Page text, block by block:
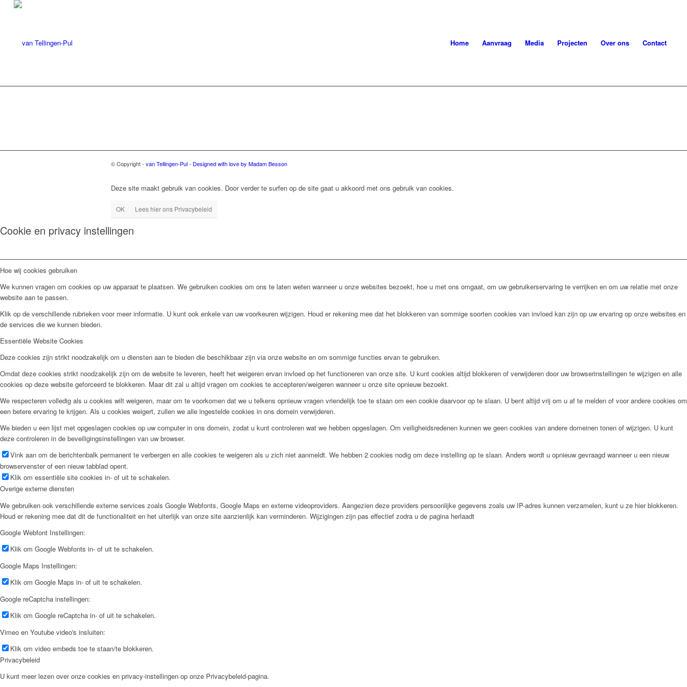
Home Aanvraag Media Projecten Over ons Contact
© Copyright - van Tellingen-Pul- Designed with love by Madam Besson
Deze site maakt gebruik van cookies. Door verder te surfen op de site gaat u akkoord met ons gebruik van cookies.
OK Lees hier ons Privacybeleid
Cookie en privacy instellingen
Hoe wij cookies gebruiken
We kunnen vragen om cookies op uw apparaat te plaatsen. We gebruiken cookies om ons te laten weten wanneer u onze websites bezoekt, hoe u met ons omgaat, om uw gebruikerservaring te verrijken en om uw relatie met onze
website aan te passen.
Klik op de verschillende rubrieken voor meer informatie. U kunt ook enkele van uw voorkeuren wijzigen. Houd er rekening mee dat het blokkeren van sommige soorten cookies van invloed kan zijn op uw ervaring op onze websites en
de services die we kunnen bieden.
Essentiële Website Cookies
Deze cookies zijn strikt noodzakelijk om u diensten aan te bieden die beschikbaar zijn via onze website en om sommige functies ervan te gebruiken.
Omdat deze cookies strikt noodzakelijk zijn om de website te leveren, heeft het weigeren ervan invloed op het functioneren van onze site. U kunt cookies altijd blokkeren of verwijderen door uw browserinstellingen te wijzigen en alle
cookies op deze website geforceerd te blokkeren. Maar dit zal u altijd vragen om cookies te accepteren/weigeren wanneer u onze site opnieuw bezoekt.
We respecteren volledig als u cookies wilt weigeren, maar om te voorkomen dat we u telkens opnieuw vragen vriendelijk toe te staan om een cookie daarvoor op te slaan. U bent altijd vrij om u af te melden of voor andere cookies om
een betere ervaring te krijgen. Als u cookies weigert, zullen we alle ingestelde cookies in ons domein verwijderen.
We bieden u een lijst met opgeslagen cookies op uw computer in ons domein, zodat u kunt controleren wat we hebben opgeslagen. Om veiligheidsredenen kunnen we geen cookies van andere domeinen tonen of wijzigen. U kunt
deze controleren in de beveiligingsinstellingen van uw browser.
Vink aan om de berichtenbalk permanent te verbergen en alle cookies te weigeren als u zich niet aanmeldt. We hebben 2 cookies nodig om deze instelling op te slaan. Anders wordt u opnieuw gevraagd wanneer u een nieuw
browservenster of een nieuw tabblad opent.
Klik om essentiële site cookies in- of uit te schakelen.
Overige externe diensten
We gebruiken ook verschillende externe services zoals Google Webfonts, Google Maps en externe videoproviders. Aangezien deze providers persoonlijke gegevens zoals uw IP-adres kunnen verzamelen, kunt u ze hier blokkeren.
Houd er rekening mee dat dit de functionaliteit en het uiterlijk van onze site aanzienlijk kan verminderen. Wijzigingen zijn pas effectief zodra u de pagina herlaadt
Google Webfont Instellingen:
Klik om Google Webfonts in- of uit te schakelen.
Google Maps Instellingen:
Klik om Google Maps in- of uit te schakelen.
Google reCaptcha instellingen:
Klik om Google reCaptcha in- of uit te schakelen.
Vimeo en Youtube video's insluiten:
Klik om video embeds toe te staan/te blokkeren.
Privacybeleid
U kunt meer lezen over onze cookies en privacy-instellingen op onze Privacybeleid-pagina.